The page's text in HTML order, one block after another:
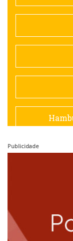
Publicidade